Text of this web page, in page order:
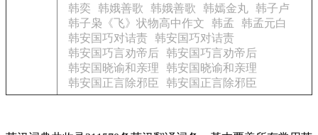
韩奕
韩娥善歌 韩娥善歌 韩嫣金丸 韩子卢
韩子枭《飞》状物高中作文
韩孟
韩孟元白
韩安国巧对诘责 韩安国巧对诘责
韩安国巧言劝帝后
韩安国巧言劝帝后
韩安国晓谕和亲理
韩安国晓谕和亲理
韩安国正言除邪臣
韩安国正言除邪臣